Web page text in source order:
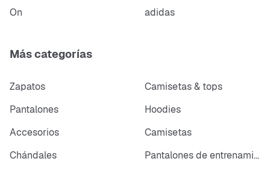
On
adidas
Más categorías
Zapatos
Camisetas & tops
Pantalones
Hoodies
Accesorios
Camisetas
Chándales
Pantalones de entrenamiento